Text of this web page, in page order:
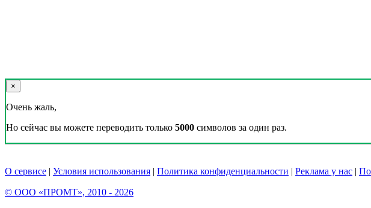
×
Очень жаль,
Но сейчас вы можете переводить только 5000 символов за один раз.
О сервисе | Условия использования | Политика конфиденциальности | Реклама у нас |
© ООО «ПРОМТ», 2010 - 2026